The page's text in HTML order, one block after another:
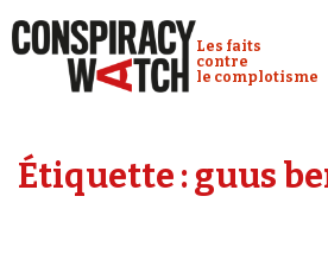
Conspiracy Watch
Les faits
contre
le complotisme
Analyses
Étiquette :guus